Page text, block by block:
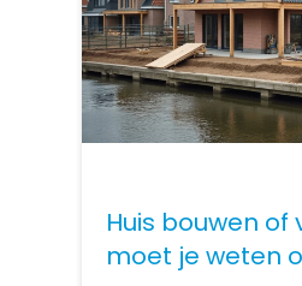
Huis bouwen of
moet je weten